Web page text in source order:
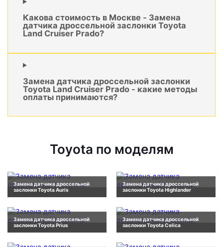
Какова стоимость в Москве - Замена
датчика дроссельной заслонки Toyota
Land Cruiser Prado?
Замена датчика дроссельной заслонки
Toyota Land Cruiser Prado - какие методы
оплаты принимаются?
Toyota по моделям
Замена датчика дроссельной
заслонки Toyota Auris
Замена датчика дроссельной
заслонки Toyota Highlander
Замена датчика дроссельной
заслонки Toyota Prius
Замена датчика дроссельной
заслонки Toyota Celica